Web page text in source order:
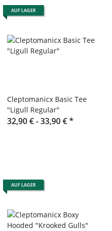
AUF LAGER
Cleptomanicx Basic Tee
"Ligull Regular"
32,90 € -33,90 €*
AUF LAGER